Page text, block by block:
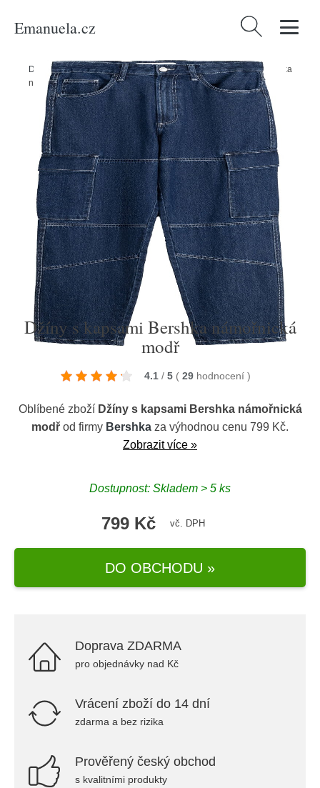
Emanuela.cz Vyhledávání
Domů/Produkty/Muži/Oblečení/Džíny/Džíny s kapsami Bershka
námořnická modř
Džíny s kapsami Bershka námořnická
modř
4.1 / 5 ( 29 hodnocení )
Oblíbené zboží Džíny s kapsami Bershka námořnická
modř od firmy Bershka za výhodnou cenu 799 Kč.
Zobrazit více »
Dostupnost: Skladem > 5 ks
799 Kč vč. DPH
DO OBCHODU »
Doprava ZDARMA
pro objednávky nad Kč
Vrácení zboží do 14 dní
zdarma a bez rizika
Prověřený český obchod
s kvalitními produkty